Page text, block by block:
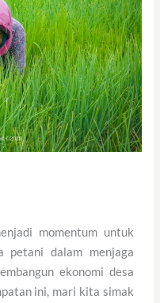
momentum untuk
petani dalam menjaga
ekonomi desa
ini, mari kita simak